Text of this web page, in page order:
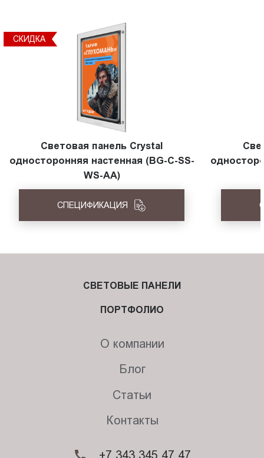
СКИДКА
Световая панель Crystal
односторонняя настенная (BG-C-SS-
WS-AA)
СПЕЦИФИКАЦИЯ
СВЕТОВЫЕ ПАНЕЛИ
ПОРТФОЛИО
О компании
Блог
Статьи
Контакты
+7 343 345 47 47